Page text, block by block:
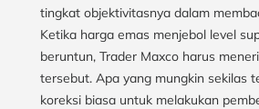
tingkat objektivitasnya dalam
Ketika harga emas menjebol level
beruntun, Trader Maxco harus
tersebut. Apa yang mungkin sekilas
koreksi biasa untuk melakukan